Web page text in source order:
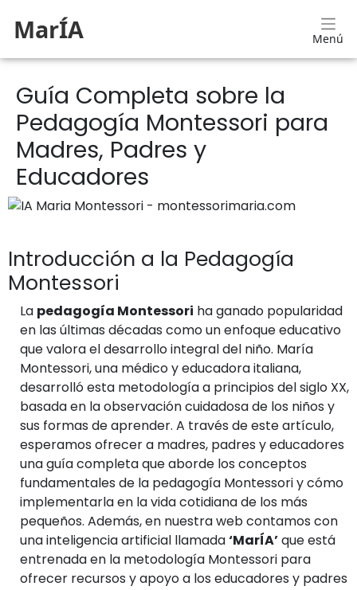
MarÍA Menú
Guía Completa sobre la
Pedagogía Montessori para
Madres, Padres y
Educadores
Introducción a la Pedagogía
Montessori
La pedagogía Montessori ha ganado popularidad
en las últimas décadas como un enfoque educativo
que valora el desarrollo integral del niño. María
Montessori, una médico y educadora italiana,
desarrolló esta metodología a principios del siglo XX,
basada en la observación cuidadosa de los niños y
sus formas de aprender. A través de este artículo,
esperamos ofrecer a madres, padres y educadores
una guía completa que aborde los conceptos
fundamentales de la pedagogía Montessori y cómo
implementarla en la vida cotidiana de los más
pequeños. Además, en nuestra web contamos con
una inteligencia artificial llamada‘MarÍA’que está
entrenada en la metodología Montessori para
ofrecer recursos y apoyo a los educadores y padres